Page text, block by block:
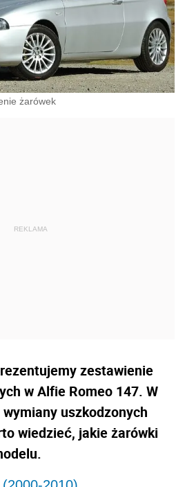
żarówek
zestawienie
w Alfie Romeo 147. W
uszkodzonych
wiedzieć, jakie żarówki